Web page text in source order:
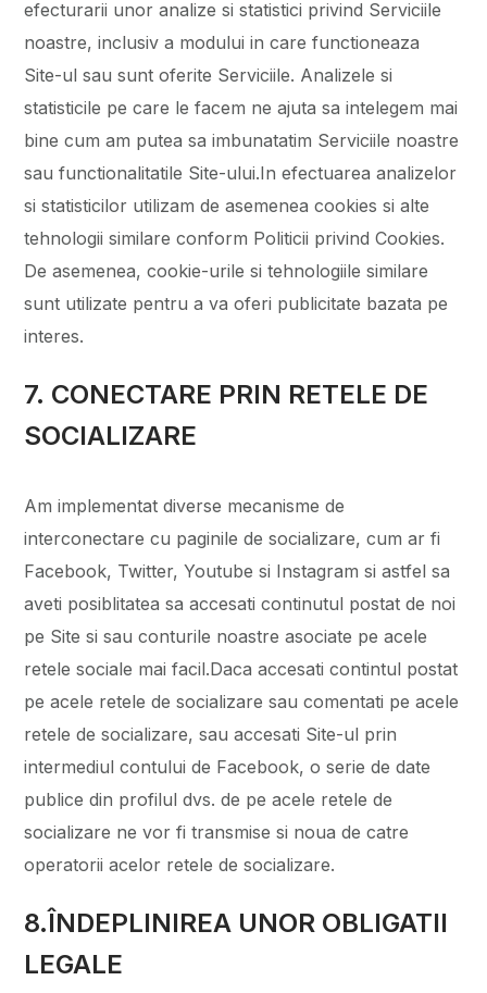
efecturarii unor analize si statistici privind Serviciile
noastre, inclusiv a modului in care functioneaza
Site-ul sau sunt oferite Serviciile. Analizele si
statisticile pe care le facem ne ajuta sa intelegem mai
bine cum am putea sa imbunatatim Serviciile noastre
sau functionalitatile Site-ului.In efectuarea analizelor
si statisticilor utilizam de asemenea cookies si alte
tehnologii similare conform Politicii privind Cookies.
De asemenea, cookie-urile si tehnologiile similare
sunt utilizate pentru a va oferi publicitate bazata pe
interes.
7. CONECTARE PRIN RETELE DE
SOCIALIZARE
Am implementat diverse mecanisme de
interconectare cu paginile de socializare, cum ar fi
Facebook, Twitter, Youtube si Instagram si astfel sa
aveti posiblitatea sa accesati continutul postat de noi
pe Site si sau conturile noastre asociate pe acele
retele sociale mai facil.Daca accesati contintul postat
pe acele retele de socializare sau comentati pe acele
retele de socializare, sau accesati Site-ul prin
intermediul contului de Facebook, o serie de date
publice din profilul dvs. de pe acele retele de
socializare ne vor fi transmise si noua de catre
operatorii acelor retele de socializare.
8.ÎNDEPLINIREA UNOR OBLIGATII
LEGALE